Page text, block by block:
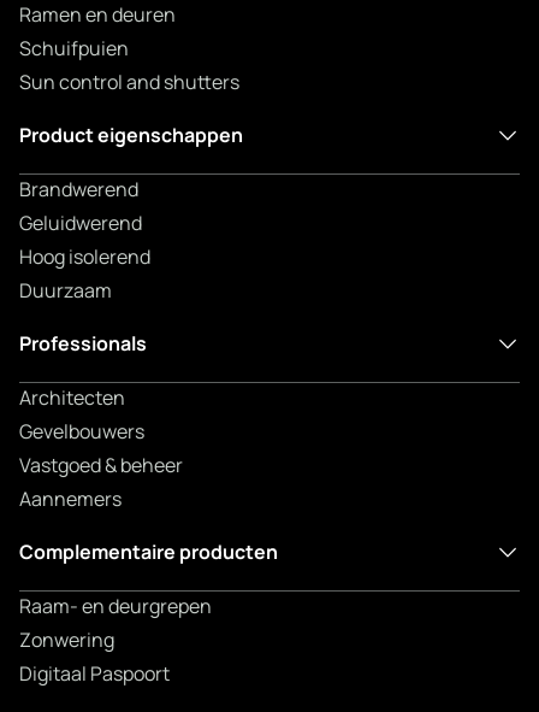
Ramen en deuren
Schuifpuien
Sun control and shutters
Product eigenschappen
Brandwerend
Geluidwerend
Hoog isolerend
Duurzaam
Professionals
Architecten
Gevelbouwers
Vastgoed & beheer
Aannemers
Complementaire producten
Raam- en deurgrepen
Zonwering
Digitaal Paspoort